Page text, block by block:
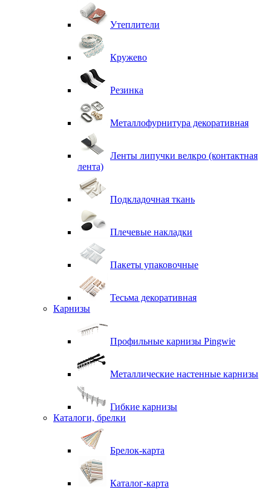
Утеплители
Кружево
Резинка
Металлофурнитура декоративная
Ленты липучки велкро (контактная
лента)
Подкладочная ткань
Плечевые накладки
Пакеты упаковочные
Тесьма декоративная
Карнизы
Профильные карнизы Pingwie
Металлические настенные карнизы
Гибкие карнизы
Каталоги, брелки
Брелок-карта
Каталог-карта